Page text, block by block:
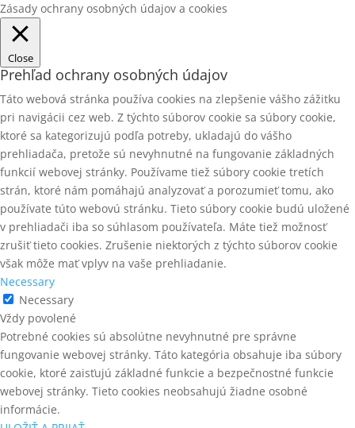
Zásady ochrany osobných údajov a cookies
Close
Prehľad ochrany osobných údajov
Táto webová stránka používa cookies na zlepšenie vášho zážitku
pri navigácii cez web. Z týchto súborov cookie sa súbory cookie,
ktoré sa kategorizujú podľa potreby, ukladajú do vášho
prehliadača, pretože sú nevyhnutné na fungovanie základných
funkcií webovej stránky. Používame tiež súbory cookie tretích
strán, ktoré nám pomáhajú analyzovať a porozumieť tomu, ako
používate túto webovú stránku. Tieto súbory cookie budú uložené
v prehliadači iba so súhlasom používateľa. Máte tiež možnosť
zrušiť tieto cookies. Zrušenie niektorých z týchto súborov cookie
však môže mať vplyv na vaše prehliadanie.
Necessary
Necessary
Vždy povolené
Potrebné cookies sú absolútne nevyhnutné pre správne
fungovanie webovej stránky. Táto kategória obsahuje iba súbory
cookie, ktoré zaisťujú základné funkcie a bezpečnostné funkcie
webovej stránky. Tieto cookies neobsahujú žiadne osobné
informácie.